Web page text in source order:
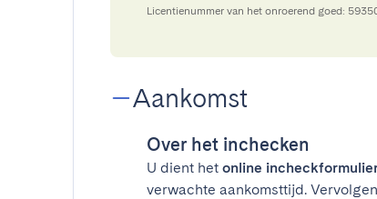
Licentienummer van het onroerend goed:
Aankomst
Over het inchecken
U dient het online
verwachte aankomsttijd.